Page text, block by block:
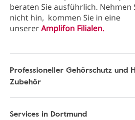
beraten Sie ausführlich. Nehmen
nicht hin, kommen Sie in eine
unsererAmplifon Filialen.
Professioneller Gehörschutz und
Zubehör
Services in Dortmund